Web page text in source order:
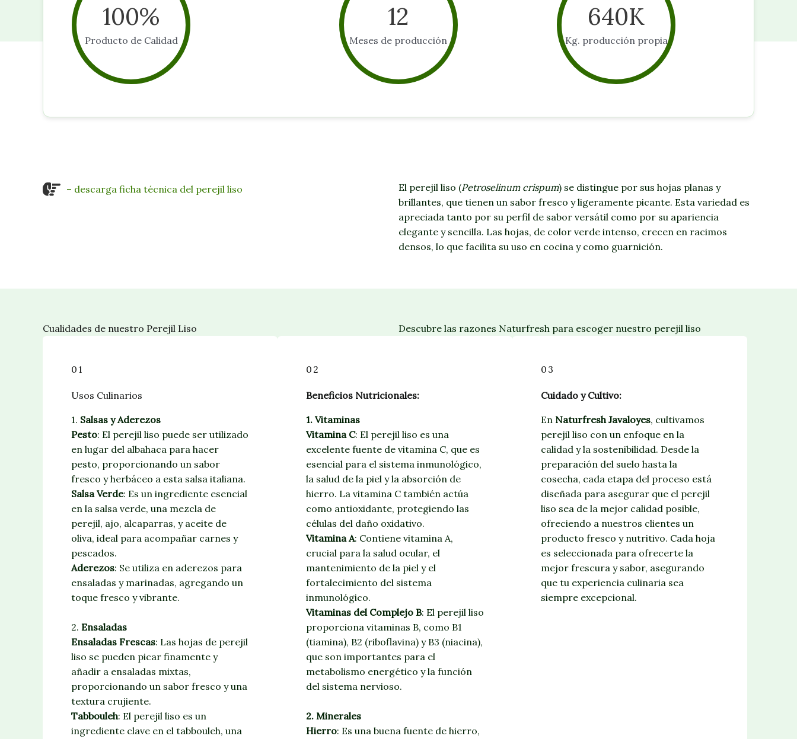
100%
Producto de Calidad
12
Meses de producción
640K
Kg. producción propia
– descarga ficha técnica del perejil liso El perejil liso (Petroselinum crispum) se distingue por sus hojas planas y
brillantes, que tienen un sabor fresco y ligeramente picante. Esta variedad es
apreciada tanto por su perfil de sabor versátil como por su apariencia
elegante y sencilla. Las hojas, de color verde intenso, crecen en racimos
densos, lo que facilita su uso en cocina y como guarnición.
Cualidades de nuestro Perejil Liso Descubre las razones Naturfresh para escoger nuestro perejil liso
01
Usos Culinarios
1. Salsas y Aderezos
Pesto: El perejil liso puede ser utilizado
en lugar del albahaca para hacer
pesto, proporcionando un sabor
fresco y herbáceo a esta salsa italiana.
Salsa Verde: Es un ingrediente esencial
en la salsa verde, una mezcla de
perejil, ajo, alcaparras, y aceite de
oliva, ideal para acompañar carnes y
pescados.
Aderezos: Se utiliza en aderezos para
ensaladas y marinadas, agregando un
toque fresco y vibrante.
2. Ensaladas
Ensaladas Frescas: Las hojas de perejil
liso se pueden picar finamente y
añadir a ensaladas mixtas,
proporcionando un sabor fresco y una
textura crujiente.
Tabbouleh: El perejil liso es un
ingrediente clave en el tabbouleh, una
02
Beneficios Nutricionales:
1. Vitaminas
Vitamina C: El perejil liso es una
excelente fuente de vitamina C, que es
esencial para el sistema inmunológico,
la salud de la piel y la absorción de
hierro. La vitamina C también actúa
como antioxidante, protegiendo las
células del daño oxidativo.
Vitamina A: Contiene vitamina A,
crucial para la salud ocular, el
mantenimiento de la piel y el
fortalecimiento del sistema
inmunológico.
Vitaminas del Complejo B: El perejil liso
proporciona vitaminas B, como B1
(tiamina), B2 (riboflavina) y B3 (niacina),
que son importantes para el
metabolismo energético y la función
del sistema nervioso.
2. Minerales
Hierro: Es una buena fuente de hierro,
03
Cuidado y Cultivo:
En Naturfresh Javaloyes, cultivamos
perejil liso con un enfoque en la
calidad y la sostenibilidad. Desde la
preparación del suelo hasta la
cosecha, cada etapa del proceso está
diseñada para asegurar que el perejil
liso sea de la mejor calidad posible,
ofreciendo a nuestros clientes un
producto fresco y nutritivo. Cada hoja
es seleccionada para ofrecerte la
mejor frescura y sabor, asegurando
que tu experiencia culinaria sea
siempre excepcional.